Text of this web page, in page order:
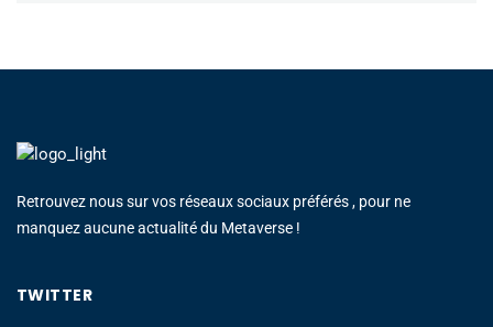
Retrouvez nous sur vos réseaux sociaux préférés , pour ne
manquez aucune actualité du Metaverse !
TWITTER